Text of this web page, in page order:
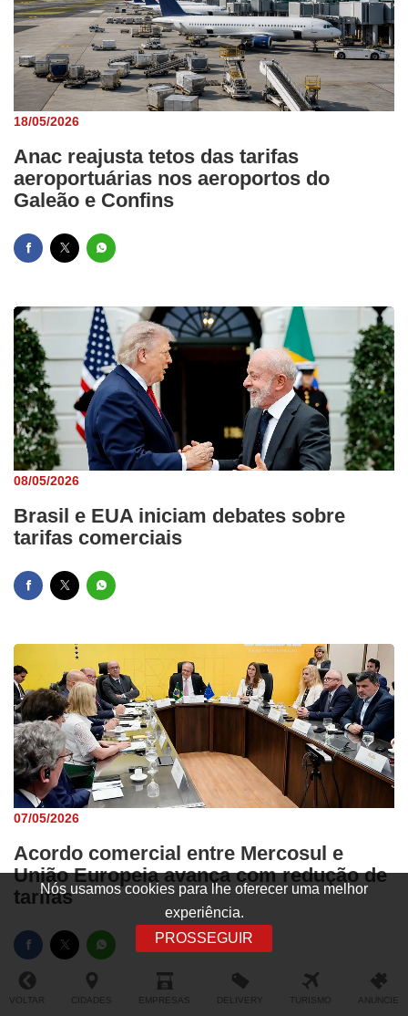
Nós usamos cookies para lhe oferecer uma melhor
experiência.
PROSSEGUIR
18/05/2026
Anac reajusta tetos das tarifas
aeroportuárias nos aeroportos do
Galeão e Confins
08/05/2026
Brasil e EUA iniciam debates sobre
tarifas comerciais
07/05/2026
Acordo comercial entre Mercosul e
União Europeia avança com redução de
tarifas
VOLTAR CIDADES EMPRESAS DELIVERY TURISMO ANUNCIE